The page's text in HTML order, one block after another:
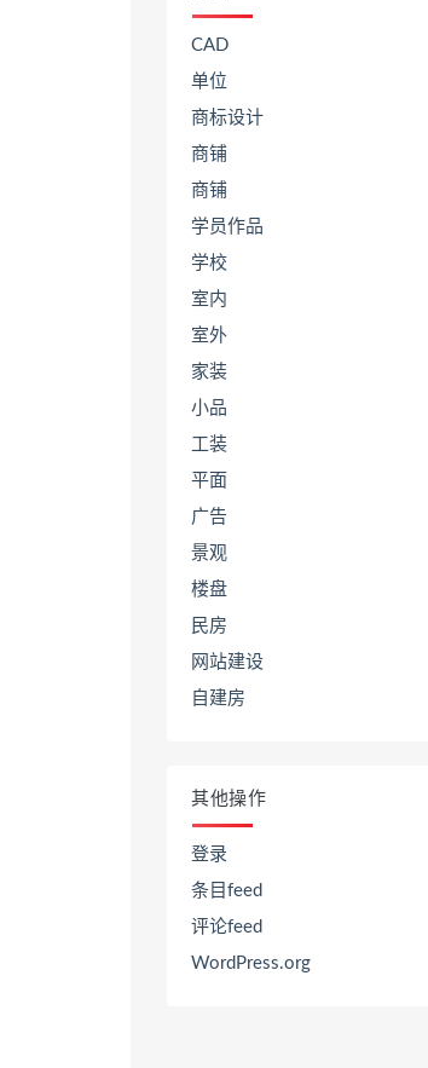
CAD
单位
商标设计
商铺
商铺
学员作品
学校
室内
室外
家装
小品
工装
平面
广告
景观
楼盘
民房
网站建设
自建房
其他操作
登录
条目feed
评论feed
WordPress.org